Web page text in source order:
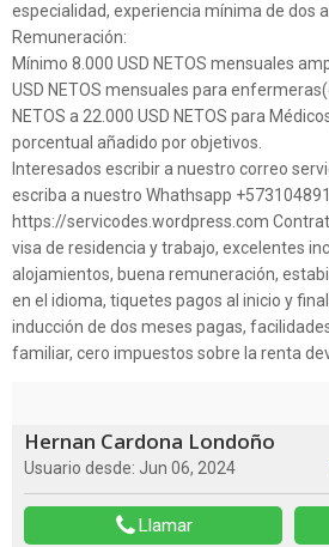
especialidad, experiencia mínima de dos
Remuneración:
Mínimo 8.000 USD NETOS mensuales
USD NETOS mensuales para
NETOS a 22.000 USD NETOS para
porcentual añadido por objetivos.
Interesados escribir a nuestro correo
escriba a nuestro Whathsapp
https://servicodes.wordpress.com
visa de residencia y trabajo, excelentes
alojamientos, buena remuneración,
en el idioma, tiquetes pagos al inicio y
inducción de dos meses pagas,
familiar, cero impuestos sobre la renta
Hernan Cardona Londoño
Usuario desde: Jun 06, 2024
Llamar